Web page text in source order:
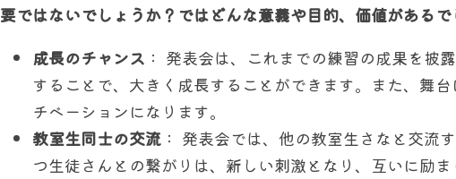
要ではないでしょうか？ではどんな意義や目的、価値があるで
成長のチャンス ： 発表会は、これまでの練習の成果を披
することで、大きく成長することができます。また、舞
チベーションになります。
教室生同士の交流 ： 発表会では、他の教室生さなと交流
つ生徒さんとの繋がりは、新しい刺激となり、互いに励ま